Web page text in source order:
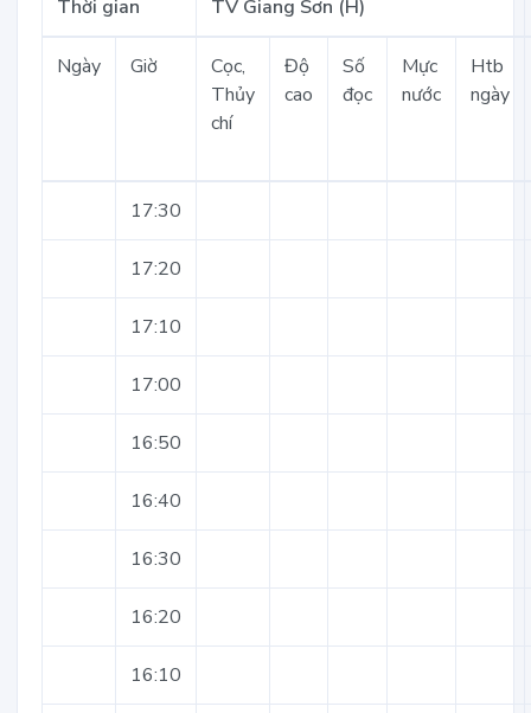
Thời gian TV Giang Sơn (H)
Ngày Giờ
Cọc,
Thủy
chí
Độ
cao
Số
đọc
Mực
nước
Htb
ngày
17:30
17:20
17:10
17:00
16:50
16:40
16:30
16:20
16:10